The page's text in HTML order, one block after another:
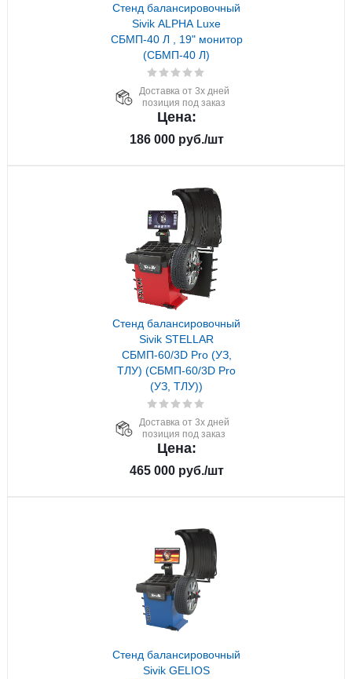
Стенд балансировочный
Sivik ALPHA Luxe
СБМП-40 Л , 19" монитор
(СБМП-40 Л)
Доставка от 3х дней
позиция под заказ
Цена:
186 000руб./шт
Стенд балансировочный
Sivik STELLAR
СБМП-60/3D Pro (УЗ,
ТЛУ) (СБМП-60/3D Pro
(УЗ, ТЛУ))
Доставка от 3х дней
позиция под заказ
Цена:
465 000руб./шт
Стенд балансировочный
Sivik GELIOS